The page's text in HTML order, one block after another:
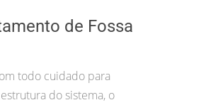
de Fossa
todo cuidado para
do sistema, o